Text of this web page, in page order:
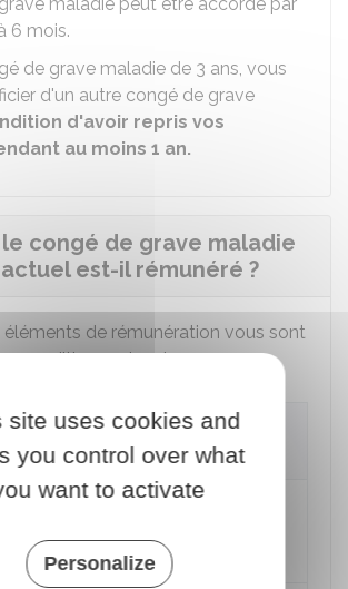
6 mois.
de grave maladie de 3 ans, vous
d'un autre congé de grave
d'avoir repris vos
au moins 1 an.
congé de grave maladie
est-il rémunéré ?
éléments de rémunération vous sont
conditions suivantes :
Conditions de
versement
100 %pendant 1 an, puis
suivantes
site uses cookies and
you control over what
want to activate
Personalize